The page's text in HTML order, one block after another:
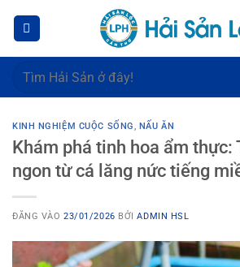
dung
Tìm
KINH NGHIỆM CUỘC SỐNG, NẤU ĂN
Khám phá tinh hoa ẩm thực:
ngon từ cá lăng nức tiếng
ĐĂNG VÀO23/01/2026 BỞIADMIN HSL